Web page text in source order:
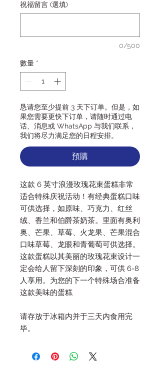
祝福留言 (選填)
0/500
數量 *
恳请您至少提前 3 天下订单。但是，如
果您需要更快下订单，请随时通过电
话、消息或 WhatsApp 与我们联系，
我们将尽力满足您的日程安排。
預購
这款 6 英寸浪漫玫瑰花束蛋糕非常
适合特殊庆祝活动！有经典蛋糕口味
可供选择，如原味、巧克力、红丝
绒、香兰和伯爵茶奶茶。里面有奥利
奥、芒果、草莓、火龙果、芒果混合
口味草莓、龙眼和青葡萄可供选择。
这款蛋糕以其美丽的玫瑰花束设计一
定会给人留下深刻的印象，可供 6-8
人享用。为您的下一个特殊场合准备
这款美味的蛋糕
请存放于冰箱内并于三天内食用完
毕。